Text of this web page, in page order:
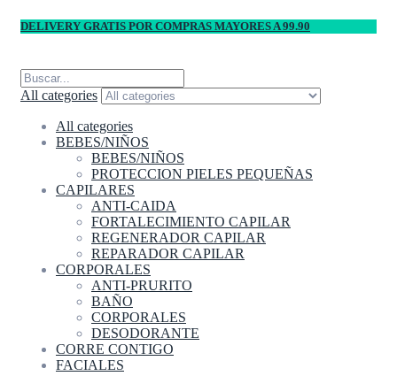
DELIVERY GRATIS POR COMPRAS MAYORES A 99.90
All categories
All categories
BEBES/NIÑOS
BEBES/NIÑOS
PROTECCION PIELES PEQUEÑAS
CAPILARES
ANTI-CAIDA
FORTALECIMIENTO CAPILAR
REGENERADOR CAPILAR
REPARADOR CAPILAR
CORPORALES
ANTI-PRURITO
BAÑO
CORPORALES
DESODORANTE
CORRE CONTIGO
FACIALES